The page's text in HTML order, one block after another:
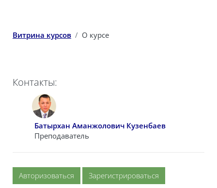
Витрина курсов О курсе
Контакты:
Батырхан Аманжолович Кузенбаев
Преподаватель
Авторизоваться Зарегистрироваться